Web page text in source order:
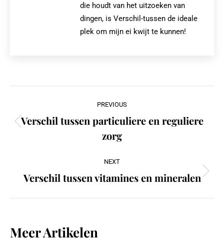
die houdt van het uitzoeken van
dingen, is Verschil-tussen de ideale
plek om mijn ei kwijt te kunnen!
navigation
PREVIOUS
Previous
post:
Verschil tussen particuliere en reguliere
zorg
NEXT
Next
Verschil tussen vitamines en mineralen
Meer Artikelen